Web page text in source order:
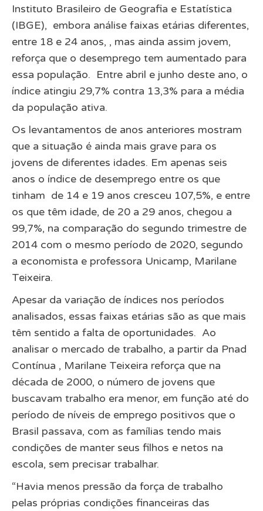
Instituto Brasileiro de Geografia e Estatística
(IBGE), embora análise faixas etárias diferentes,
entre 18 e 24 anos, , mas ainda assim jovem,
reforça que o desemprego tem aumentado para
essa população. Entre abril e junho deste ano, o
índice atingiu 29,7% contra 13,3% para a média
da população ativa.
Os levantamentos de anos anteriores mostram
que a situação é ainda mais grave para os
jovens de diferentes idades. Em apenas seis
anos o índice de desemprego entre os que
tinham de 14 e 19 anos cresceu 107,5%, e entre
os que têm idade, de 20 a 29 anos, chegou a
99,7%, na comparação do segundo trimestre de
2014 com o mesmo período de 2020, segundo
a economista e professora Unicamp, Marilane
Teixeira.
Apesar da variação de índices nos períodos
analisados, essas faixas etárias são as que mais
têm sentido a falta de oportunidades. Ao
analisar o mercado de trabalho, a partir da Pnad
Contínua , Marilane Teixeira reforça que na
década de 2000, o número de jovens que
buscavam trabalho era menor, em função até do
período de níveis de emprego positivos que o
Brasil passava, com as famílias tendo mais
condições de manter seus filhos e netos na
escola, sem precisar trabalhar.
“Havia menos pressão da força de trabalho
pelas próprias condições financeiras das